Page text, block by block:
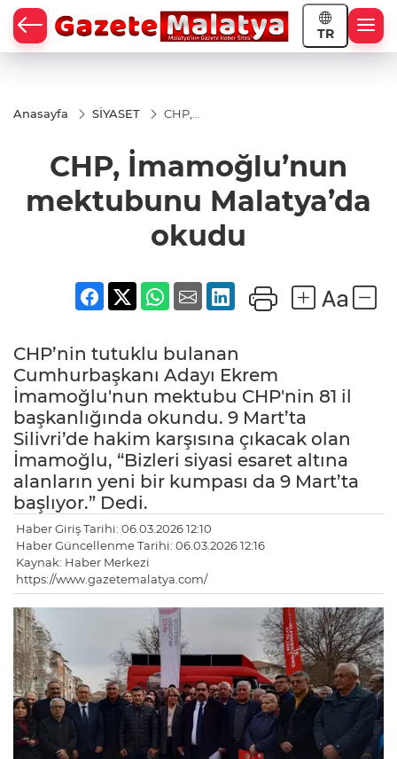
TR
Anasayfa SİYASET
CHP,
okudu
CHP, İmamoğlu’nun
mektubunu Malatya’da
okudu
CHP’nin tutuklu bulanan
Cumhurbaşkanı Adayı Ekrem
İmamoğlu'nun mektubu CHP'nin 81 il
başkanlığında okundu. 9 Mart’ta
Silivri’de hakim karşısına çıkacak olan
İmamoğlu, “Bizleri siyasi esaret altına
alanların yeni bir kumpası da 9 Mart’ta
başlıyor.” Dedi.
Haber Giriş Tarihi: 06.03.2026 12:10
Haber Güncellenme Tarihi: 06.03.2026 12:16
Kaynak: Haber Merkezi
https://www.gazetemalatya.com/